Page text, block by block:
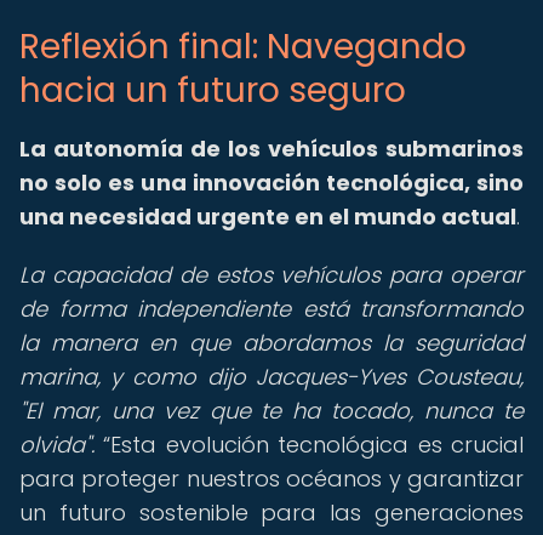
Reflexión final: Navegando
hacia un futuro seguro
La autonomía de los vehículos submarinos
no solo es una innovación tecnológica, sino
una necesidad urgente en el mundo actual.
La capacidad de estos vehículos para operar
de forma independiente está transformando
la manera en que abordamos la seguridad
marina, y como dijo Jacques-Yves Cousteau,
"El mar, una vez que te ha tocado, nunca te
olvida". Esta evolución tecnológica es crucial
para proteger nuestros océanos y garantizar
un futuro sostenible para las generaciones